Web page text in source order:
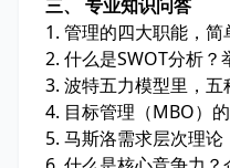
三、 专业知识问答
1. 管理的四大职能，简
2. 什么是SWOT分析
3. 波特五力模型里，
4. 目标管理（MBO）
5. 马斯洛需求层次理